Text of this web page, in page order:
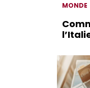
MONDE